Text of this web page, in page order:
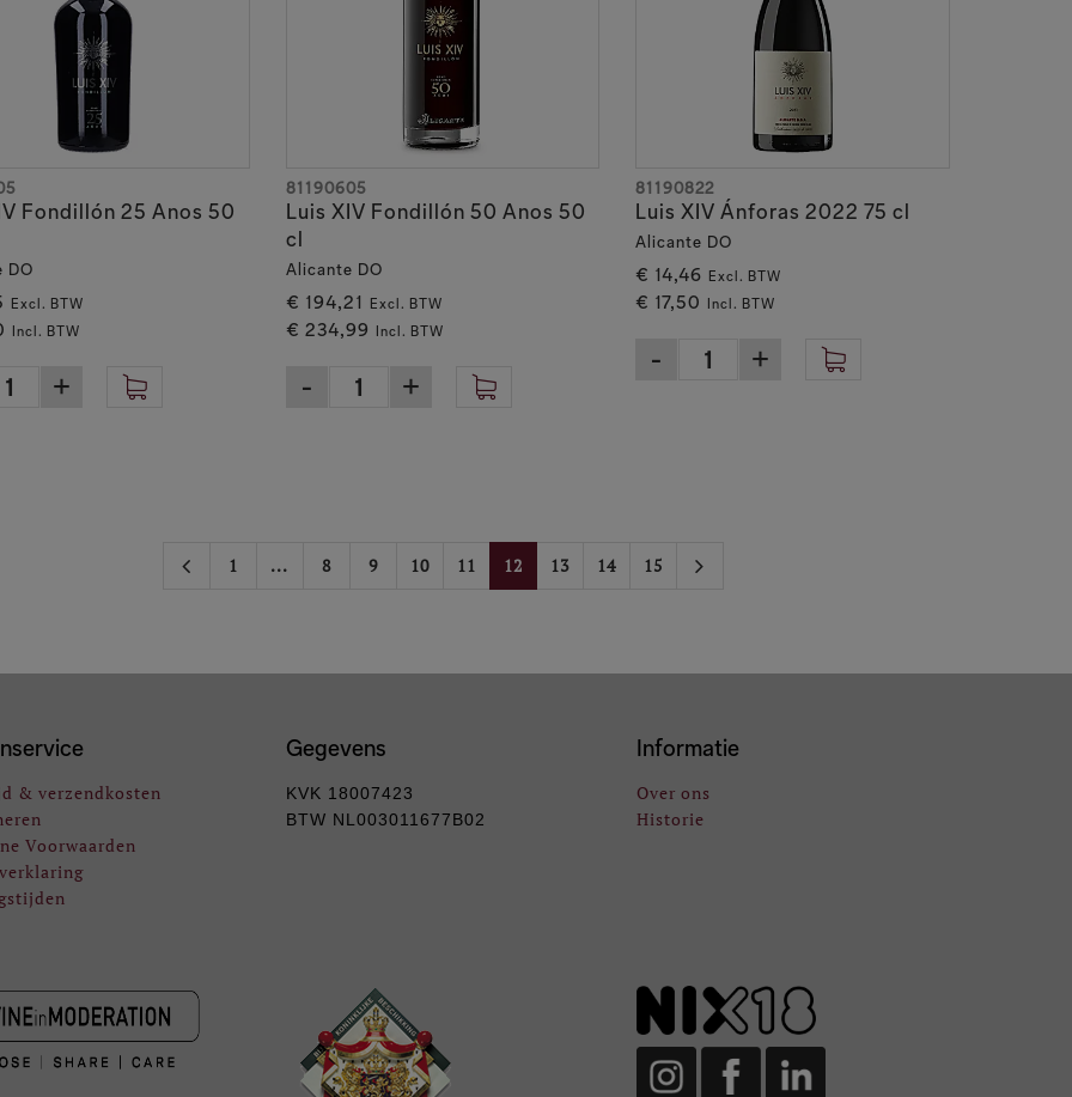
Fondillón 25 Anos 50
DO
Excl. BTW
Incl. BTW
Luis XIV Fondillón 50 Anos 50
cl
Alicante DO
€ 194,21 Excl. BTW
€ 234,99 Incl. BTW
81190605
Luis XIV Ánforas 2022 75 cl
Alicante DO
€ 14,46 Excl. BTW
€ 17,50 Incl. BTW
81190822
1 ... 8 9 10 11 12 13 14 15
& verzendkosten
Voorwaarden
Gegevens
KVK 18007423
BTW NL003011677B02
Informatie
Over ons
Historie